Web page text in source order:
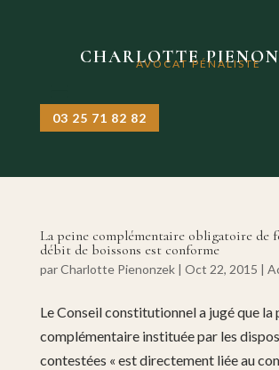
CHARLOTTE
AVOCAT PÉNALISTE
03 25 71 82 82
La peine complémentaire obligatoire de
débit de boissons est conforme
parCharlotte Pienonzek| Oct 22, 2015 |
Le Conseil constitutionnel a jugé que la
complémentaire instituée par les
contestées « est directement liée au